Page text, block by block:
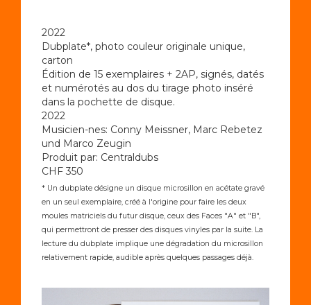
2022
Dubplate*, photo couleur originale unique,
carton
Édition de 15 exemplaires + 2AP, signés, datés
et numérotés au dos du tirage photo inséré
dans la pochette de disque.
2022
Musicien-nes: Conny Meissner, Marc Rebetez
und Marco Zeugin
Produit par: Centraldubs
CHF 350
* Un dubplate désigne un disque microsillon en acétate gravé
en un seul exemplaire, créé à l'origine pour faire les deux
moules matriciels du futur disque, ceux des Faces "A" et "B",
qui permettront de presser des disques vinyles par la suite. La
lecture du dubplate implique une dégradation du microsillon
relativement rapide, audible après quelques passages déjà.